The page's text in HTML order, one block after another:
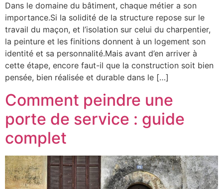
Dans le domaine du bâtiment, chaque métier a son
importance.Si la solidité de la structure repose sur le
travail du maçon, et l’isolation sur celui du charpentier,
la peinture et les finitions donnent à un logement son
identité et sa personnalité.Mais avant d’en arriver à
cette étape, encore faut-il que la construction soit bien
pensée, bien réalisée et durable dans le […]
Comment peindre une
porte de service : guide
complet